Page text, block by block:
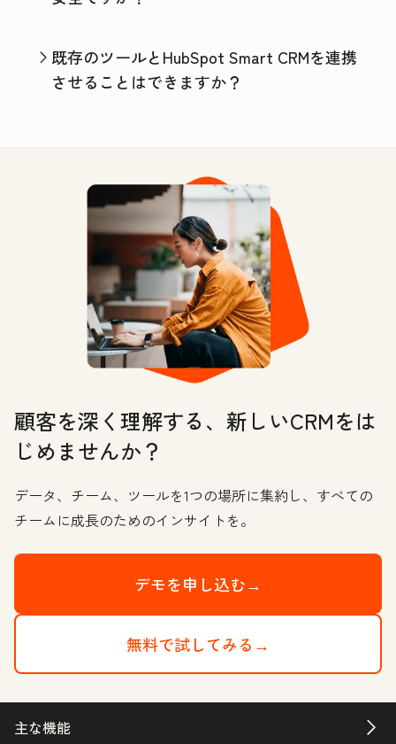
既存のツールとHubSpot Smart CRMを連携
させることはできますか？
顧客を深く理解する、新しいCRMをは
じめませんか？
データ、チーム、ツールを1つの場所に集約し、すべての
チームに成長のためのインサイトを。
デモを申し込む→
無料で試してみる→
主な機能